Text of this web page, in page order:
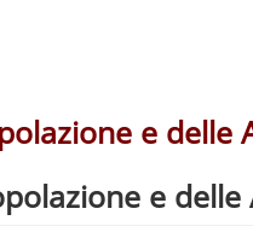
e delle
e delle